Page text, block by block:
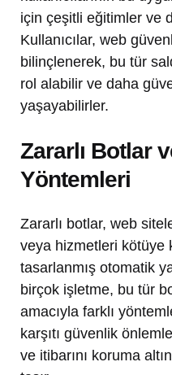
için çeşitli eğitimler ve
Kullanıcılar, web
bilinçlenerek, bu tür
rol alabilir ve daha
yaşayabilirler.
Zararlı Botlar
Yöntemleri
Zararlı botlar, web
veya hizmetleri kötüye
tasarlanmış otomatik
birçok işletme, bu tür
amacıyla farklı
karşıtı güvenlik
ve itibarını koruma